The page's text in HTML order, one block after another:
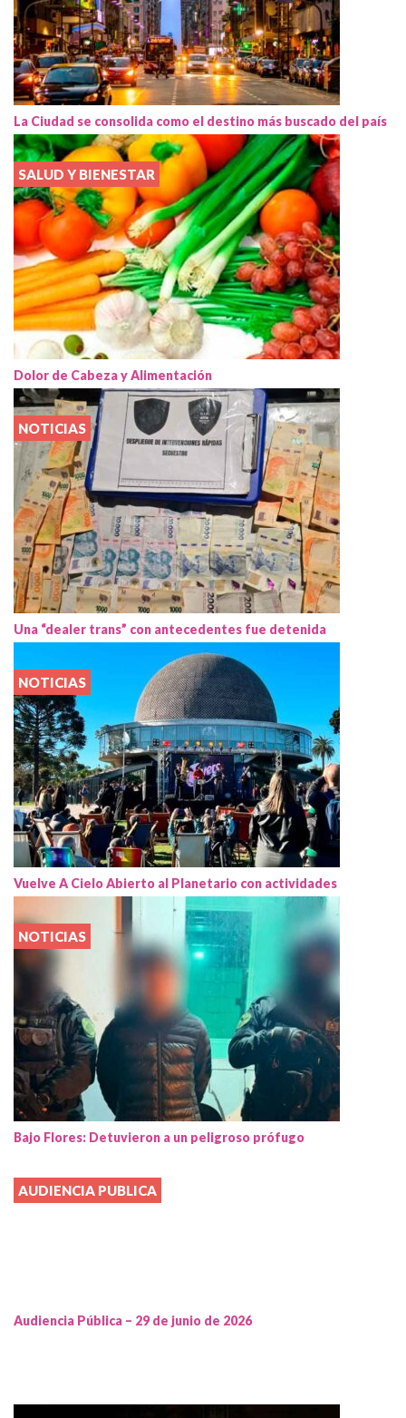
La Ciudad se consolida como el destino más buscado del país
SALUD Y BIENESTAR
Dolor de Cabeza y Alimentación
NOTICIAS
Una “dealer trans” con antecedentes fue detenida
NOTICIAS
Vuelve A Cielo Abierto al Planetario con actividades
NOTICIAS
Bajo Flores: Detuvieron a un peligroso prófugo
AUDIENCIA PUBLICA
Audiencia Pública – 29 de junio de 2026